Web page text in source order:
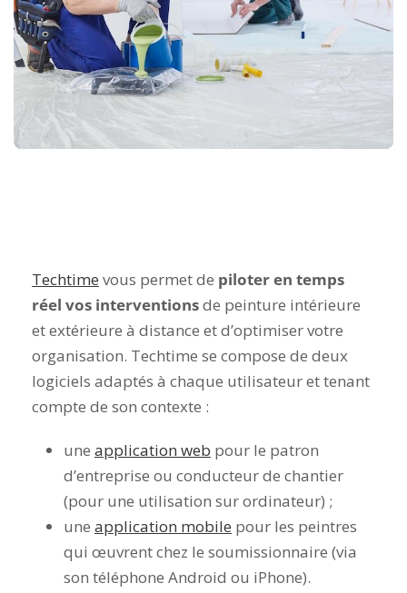
Techtime vous permet de piloter en temps
réel vos interventionsde peinture intérieure
et extérieure à distance et d’optimiser votre
organisation. Techtime se compose de deux
logiciels adaptés à chaque utilisateur et tenant
compte de son contexte :
une application web pour le patron
d’entreprise ou conducteur de chantier
(pour une utilisation sur ordinateur) ;
une application mobile pour les peintres
qui œuvrent chez le soumissionnaire (via
son téléphone Android ou iPhone).